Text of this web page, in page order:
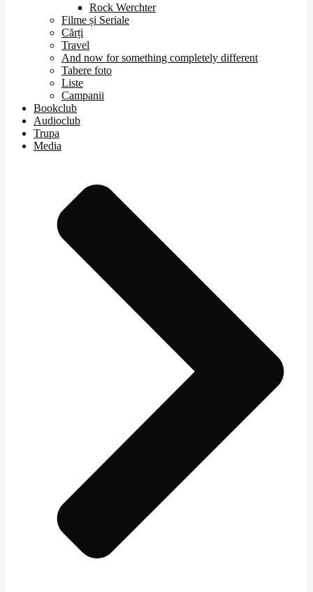
Rock Werchter
Filme și Seriale
Cărți
Travel
And now for something completely different
Tabere foto
Liste
Campanii
Bookclub
Audioclub
Trupa
Media